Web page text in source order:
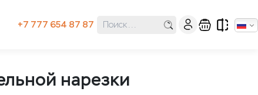
+7 777 654 87 87
нарезки